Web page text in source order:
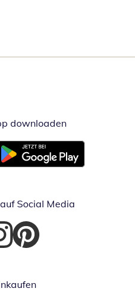
downloadenÖffnet in
in neuem Fenster
Social Media
Fenster
in neuem Fenster
Öffnet in neuem Fenster